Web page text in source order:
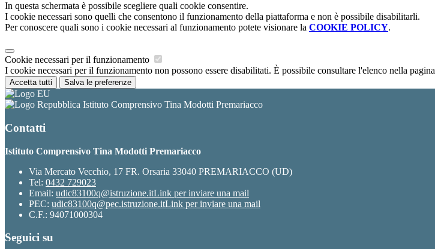
In questa schermata è possibile scegliere quali cookie consentire.
I cookie necessari sono quelli che consentono il funzionamento della piattaforma e non è possibile disabilitarli.
Per conoscere quali sono i cookie necessari al funzionamento potete visionare la COOKIE POLICY.
Cookie necessari per il funzionamento
I cookie necessari per il funzionamento non possono essere disabilitati. È possibile consultare l'elenco nella
Accetta tutti Salva le preferenze
Istituto Comprensivo Tina Modotti Premariacco
Contatti
Istituto Comprensivo Tina Modotti Premariacco
Via Mercato Vecchio, 17 FR. Orsaria 33040 PREMARIACCO (UD)
Tel: 0432 729023
Email: udic83100q@istruzione.itLink per inviare una mail
PEC: udic83100q@pec.istruzione.itLink per inviare una mail
C.F.: 94071000304
Seguici su